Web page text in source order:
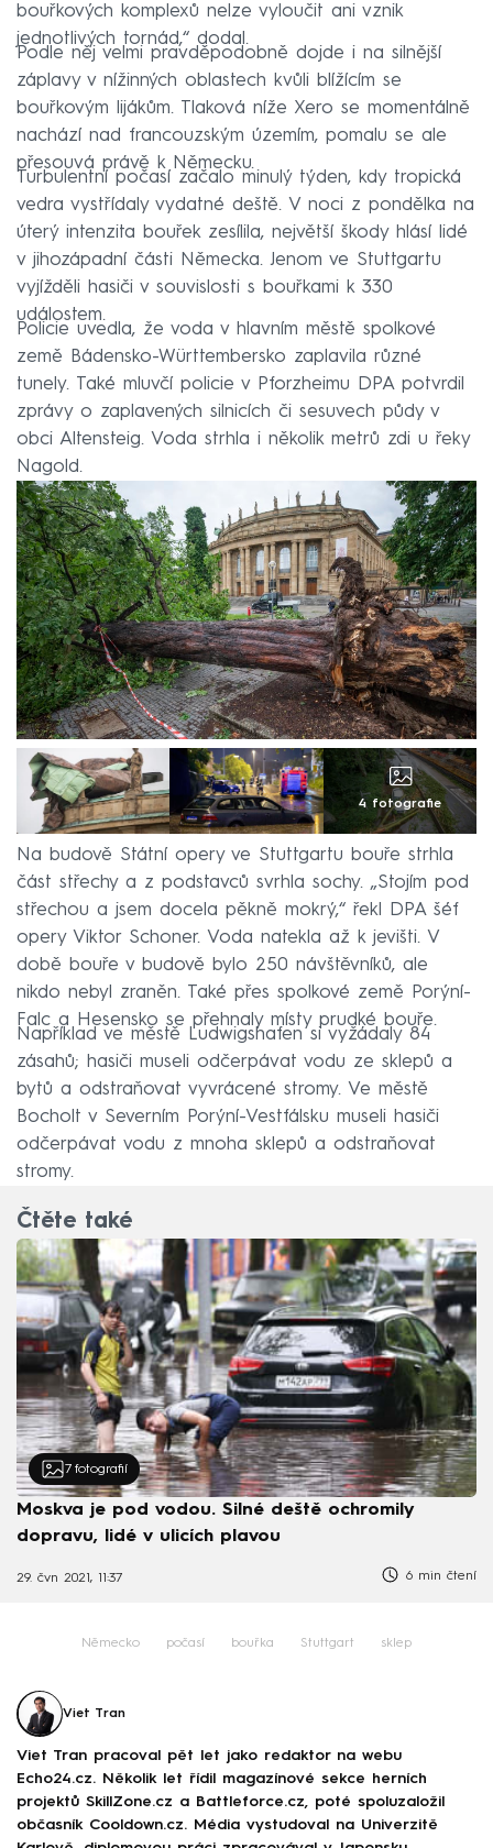
bouřkových komplexů nelze vyloučit ani vznik
jednotlivých tornád,“ dodal.
Podle něj velmi pravděpodobně dojde i na silnější
záplavy v nížinných oblastech kvůli blížícím se
bouřkovým lijákům. Tlaková níže Xero se momentálně
nachází nad francouzským územím, pomalu se ale
přesouvá právě k Německu.
Turbulentní počasí začalo minulý týden, kdy tropická
vedra vystřídaly vydatné deště. V noci z pondělka na
úterý intenzita bouřek zesílila, největší škody hlásí lidé
v jihozápadní části Německa. Jenom ve Stuttgartu
vyjížděli hasiči v souvislosti s bouřkami k 330
událostem.
Policie uvedla, že voda v hlavním městě spolkové
země Bádensko-Württembersko zaplavila různé
tunely. Také mluvčí policie v Pforzheimu DPA potvrdil
zprávy o zaplavených silnicích či sesuvech půdy v
obci Altensteig. Voda strhla i několik metrů zdi u řeky
Nagold.
4 fotografie
Na budově Státní opery ve Stuttgartu bouře strhla
část střechy a z podstavců svrhla sochy. „Stojím pod
střechou a jsem docela pěkně mokrý,“ řekl DPA šéf
opery Viktor Schoner. Voda natekla až k jevišti. V
době bouře v budově bylo 250 návštěvníků, ale
nikdo nebyl zraněn. Také přes spolkové země Porýní-
Falc a Hesensko se přehnaly místy prudké bouře.
Například ve městě Ludwigshafen si vyžádaly 84
zásahů; hasiči museli odčerpávat vodu ze sklepů a
bytů a odstraňovat vyvrácené stromy. Ve městě
Bocholt v Severním Porýní-Vestfálsku museli hasiči
odčerpávat vodu z mnoha sklepů a odstraňovat
stromy.
Čtěte také
7 fotografií
Moskva je pod vodou. Silné deště ochromily
dopravu, lidé v ulicích plavou
29. čvn 2021, 11:37 6 min čtení
Německo počasí bouřka Stuttgart sklep
Viet Tran
Viet Tran pracoval pět let jako redaktor na webu
Echo24.cz. Několik let řídil magazínové sekce herních
projektů SkillZone.cz a Battleforce.cz, poté spoluzaložil
občasník Cooldown.cz. Média vystudoval na Univerzitě